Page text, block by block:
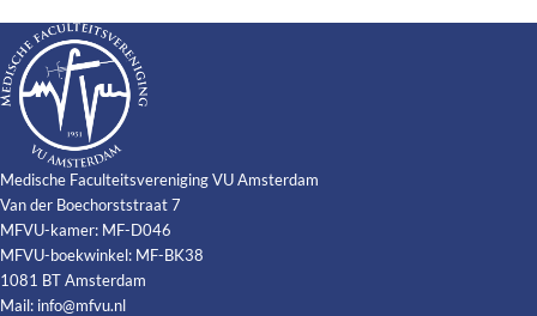
Medische Faculteitsvereniging VU Amsterdam
Van der Boechorststraat 7
MFVU-kamer: MF-D046
MFVU-boekwinkel: MF-BK38
1081 BT Amsterdam
Mail: info@mfvu.nl